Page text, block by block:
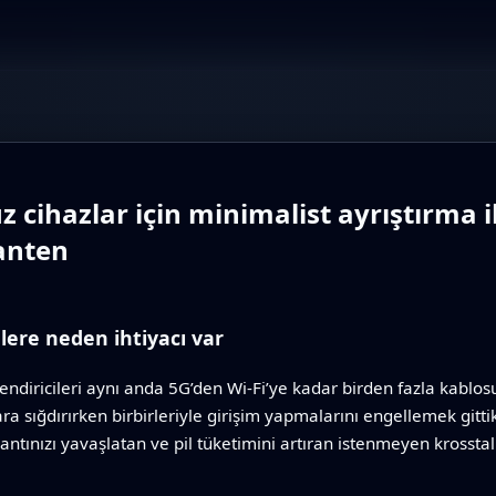
cihazlar için minimalist
neden ihtiyacı var
aynı anda 5G’den Wi‑Fi’ye kadar birden fazla
sığdırırken birbirleriyle girişim yapmalarını engellemek
yavaşlatan ve pil tüketimini artıran istenmeyen